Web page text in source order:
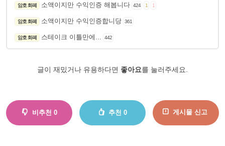
암호 화폐 소액이지만 수익인증 해봅니다 424 1 1
암호 화폐 소액이지만 수익인증합니당 361
암호 화폐 스테이크 이틀만에... 442
글이 재밌거나 유용하다면 좋아요를 눌러주세요.
비추천 0 추천 0 게시물 신고